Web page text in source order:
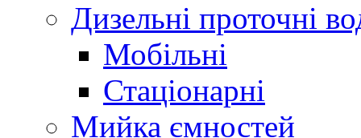
Дизельні проточні
Мобільні
Стаціонарні
Мийка ємностей